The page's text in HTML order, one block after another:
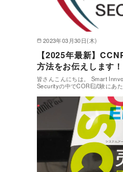
2023年03月30日(木)
【2025年最新】
方法をお伝えします！
皆さんこんにちは。 Smart
Securityの中でCORE試験にあ